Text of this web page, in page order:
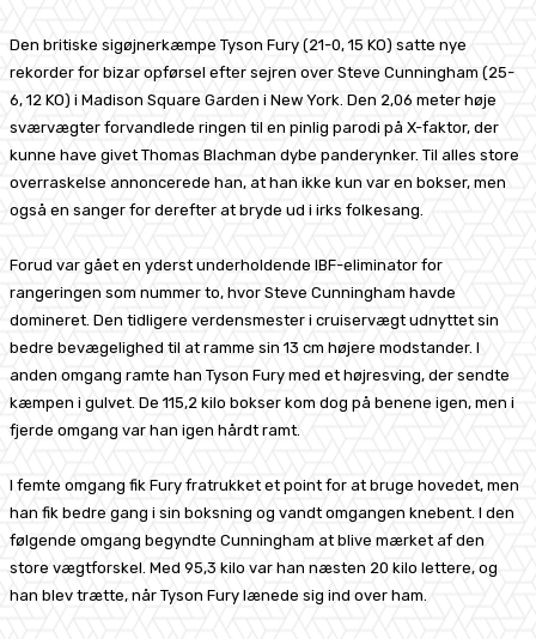
Den britiske sigøjnerkæmpe Tyson Fury (21-0, 15 KO) satte nye
rekorder for bizar opførsel efter sejren over Steve Cunningham (25-
6, 12 KO) i Madison Square Garden i New York. Den 2,06 meter høje
sværvægter forvandlede ringen til en pinlig parodi på X-faktor, der
kunne have givet Thomas Blachman dybe panderynker. Til alles store
overraskelse annoncerede han, at han ikke kun var en bokser, men
også en sanger for derefter at bryde ud i irks folkesang.
Forud var gået en yderst underholdende IBF-eliminator for
rangeringen som nummer to, hvor Steve Cunningham havde
domineret. Den tidligere verdensmester i cruiservægt udnyttet sin
bedre bevægelighed til at ramme sin 13 cm højere modstander. I
anden omgang ramte han Tyson Fury med et højresving, der sendte
kæmpen i gulvet. De 115,2 kilo bokser kom dog på benene igen, men i
fjerde omgang var han igen hårdt ramt.
I femte omgang fik Fury fratrukket et point for at bruge hovedet, men
han fik bedre gang i sin boksning og vandt omgangen knebent. I den
følgende omgang begyndte Cunningham at blive mærket af den
store vægtforskel. Med 95,3 kilo var han næsten 20 kilo lettere, og
han blev trætte, når Tyson Fury lænede sig ind over ham.